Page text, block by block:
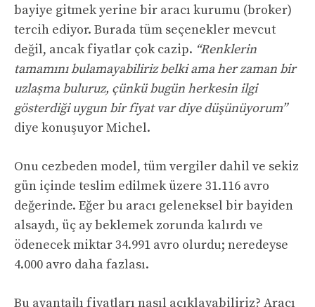
bayiye gitmek yerine bir aracı kurumu (broker)
tercih ediyor. Burada tüm seçenekler mevcut
değil, ancak fiyatlar çok cazip. “Renklerin
tamamını bulamayabiliriz belki ama her zaman bir
uzlaşma buluruz, çünkü bugün herkesin ilgi
gösterdiği uygun bir fiyat var diye düşünüyorum”
diye konuşuyor Michel.
Onu cezbeden model, tüm vergiler dahil ve sekiz
gün içinde teslim edilmek üzere 31.116 avro
değerinde. Eğer bu aracı geleneksel bir bayiden
alsaydı, üç ay beklemek zorunda kalırdı ve
ödenecek miktar 34.991 avro olurdu; neredeyse
4.000 avro daha fazlası.
Bu avantajlı fiyatları nasıl açıklayabiliriz? Aracı